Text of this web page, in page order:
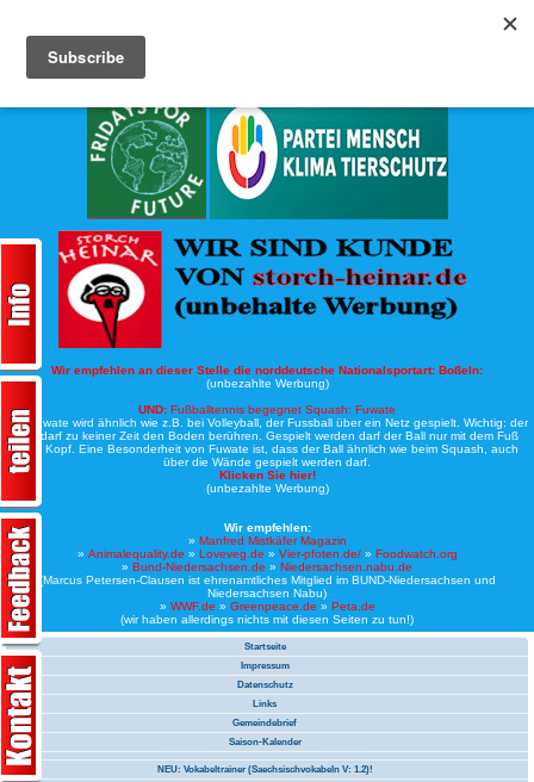
Wir empfehlen an dieser Stelle die norddeutsche Nationalsportart: Boßeln:
(unbezahlte Werbung)
UND: Fußballtennis begegnet Squash: Fuwate
Bei Fuwate wird ähnlich wie z.B. bei Volleyball, der Fussball über ein Netz gespielt. Wichtig: der
Ball darf zu keiner Zeit den Boden berühren. Gespielt werden darf der Ball nur mit dem Fuß
oder Kopf. Eine Besonderheit von Fuwate ist, dass der Ball ähnlich wie beim Squash, auch
über die Wände gespielt werden darf.
Klicken Sie hier!
(unbezahlte Werbung)
Wir empfehlen:
» Manfred Mistkäfer Magazin
» Animalequality.de » Loveveg.de » Vier-pfoten.de/» Foodwatch.org
» Bund-Niedersachsen.de » Niedersachsen.nabu.de
(Marcus Petersen-Clausen ist ehrenamtliches Mitglied im BUND-Niedersachsen und
Niedersachsen Nabu)
» WWF.de » Greenpeace.de » Peta.de
(wir haben allerdings nichts mit diesen Seiten zu tun!)
Startseite
Impressum
Datenschutz
Links
Gemeindebrief
Saison-Kalender
NEU: Vokabeltrainer (Saechsischvokabeln V: 1.2)!